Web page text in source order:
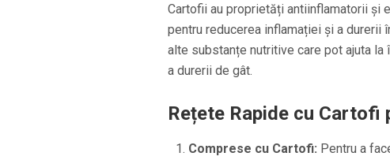
Cartofii au proprietăți antiinflamatorii și
pentru reducerea inflamației și a durerii
alte substanțe nutritive care pot ajuta
a durerii de gât.
Rețete Rapide cu Cartofi
Comprese cu Cartofi: Pentru a